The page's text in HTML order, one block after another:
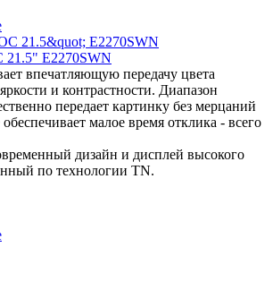
E2270SWN
впечатляющую передачу цвета
и контрастности. Диапазон
передает картинку без мерцаний
малое время отклика - всего
дизайн и дисплей высокого
по технологии TN.